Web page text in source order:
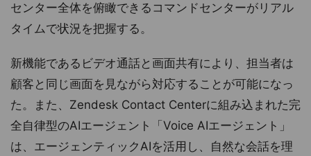
センター全体を俯瞰できるコマンドセンターがリアル
タイムで状況を把握する。
新機能であるビデオ通話と画面共有により、担当者は
顧客と同じ画面を見ながら対応することが可能になっ
た。また、Zendesk Contact Centerに組み込まれた完
全自律型のAIエージェント「Voice AIエージェント」
は、エージェンティックAIを活用し、自然な会話を理